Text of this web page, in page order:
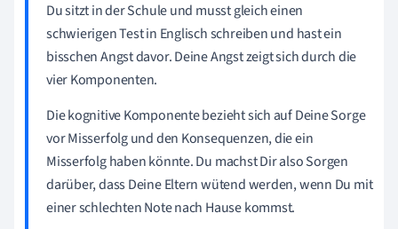
Du sitzt in der Schule und musst gleich einen
schwierigen Test in Englisch schreiben und hast ein
bisschen Angst davor. Deine Angst zeigt sich durch die
vier Komponenten.
Die kognitive Komponente bezieht sich auf Deine Sorge
vor Misserfolg und den Konsequenzen, die ein
Misserfolg haben könnte. Du machst Dir also Sorgen
darüber, dass Deine Eltern wütend werden, wenn Du mit
einer schlechten Note nach Hause kommst.